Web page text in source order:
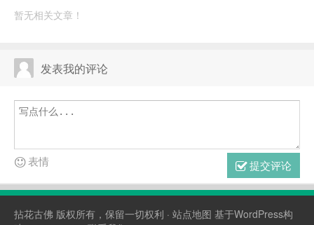
《羊毛战记》
结）
暂无相关文章！
发表我的评论
提交评论
表情
拈花古佛 版权所有，保留一切权利 · 站点地图 基于WordPress构